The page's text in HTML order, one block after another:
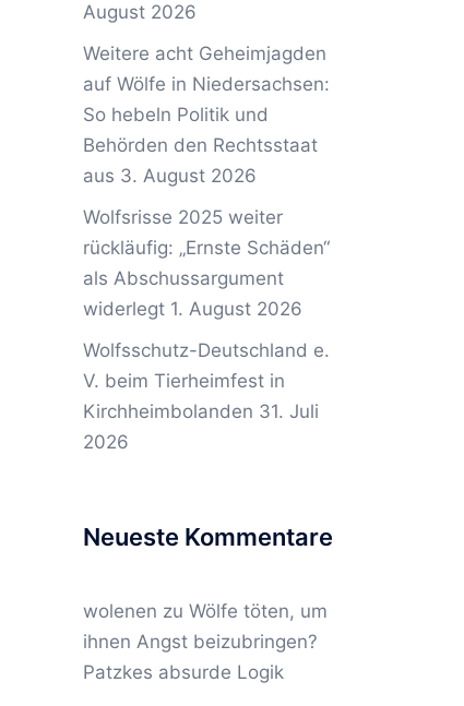
August 2026
Weitere acht Geheimjagden
auf Wölfe in Niedersachsen:
So hebeln Politik und
Behörden den Rechtsstaat
aus 3. August 2026
Wolfsrisse 2025 weiter
rückläufig: „Ernste Schäden“
als Abschussargument
widerlegt 1. August 2026
Wolfsschutz-Deutschland e.
V. beim Tierheimfest in
Kirchheimbolanden 31. Juli
2026
Neueste Kommentare
wolenen zu Wölfe töten, um
ihnen Angst beizubringen?
Patzkes absurde Logik